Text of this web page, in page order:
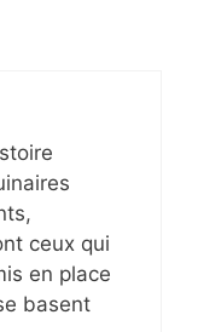
ceux qui
en place
basent